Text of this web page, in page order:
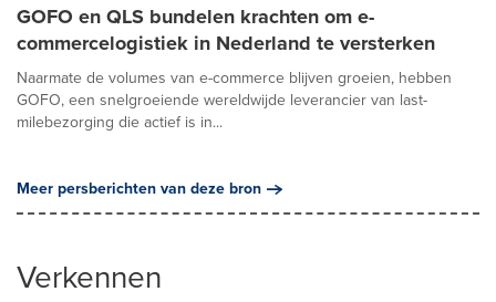
GOFO en QLS bundelen krachten om e-
commercelogistiek in Nederland te versterken
Naarmate de volumes van e-commerce blijven groeien, hebben
GOFO, een snelgroeiende wereldwijde leverancier van last-
milebezorging die actief is in...
Meer persberichten van deze bron
Verkennen